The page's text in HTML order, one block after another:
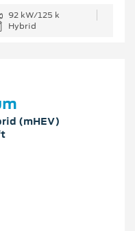
92 kW/125 k
Hybrid
(mHEV)